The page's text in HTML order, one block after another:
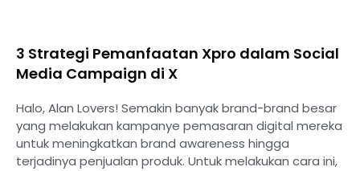
3 Strategi Pemanfaatan Xpro dalam Social
Media Campaign di X
Halo, Alan Lovers! Semakin banyak brand-brand besar
yang melakukan kampanye pemasaran digital mereka
untuk meningkatkan brand awareness hingga
terjadinya penjualan produk. Untuk melakukan cara ini,